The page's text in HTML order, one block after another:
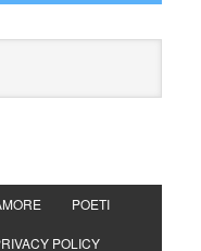
POETI
POLICY